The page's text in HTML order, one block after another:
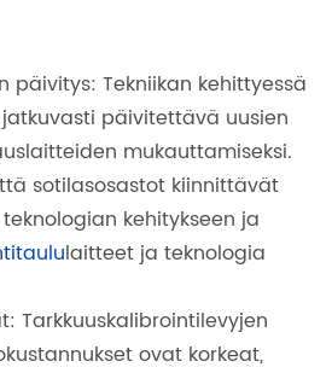
päivitys: Tekniikan kehittyessä
päivitettävä uusien
mukauttamiseksi.
sotilasosastot kiinnittävät
kehitykseen ja
laitteet ja teknologia
Tarkkuuskalibrointilevyjen
ovat korkeat,